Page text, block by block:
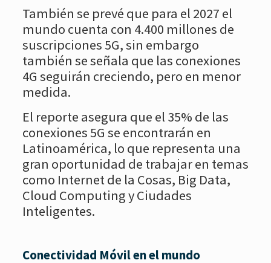
También se prevé que para el 2027 el
mundo cuenta con 4.400 millones de
suscripciones 5G, sin embargo
también se señala que las conexiones
4G seguirán creciendo, pero en menor
medida.
El reporte asegura que el 35% de las
conexiones 5G se encontrarán en
Latinoamérica, lo que representa una
gran oportunidad de trabajar en temas
como Internet de la Cosas, Big Data,
Cloud Computing y Ciudades
Inteligentes.
Conectividad Móvil en el mundo